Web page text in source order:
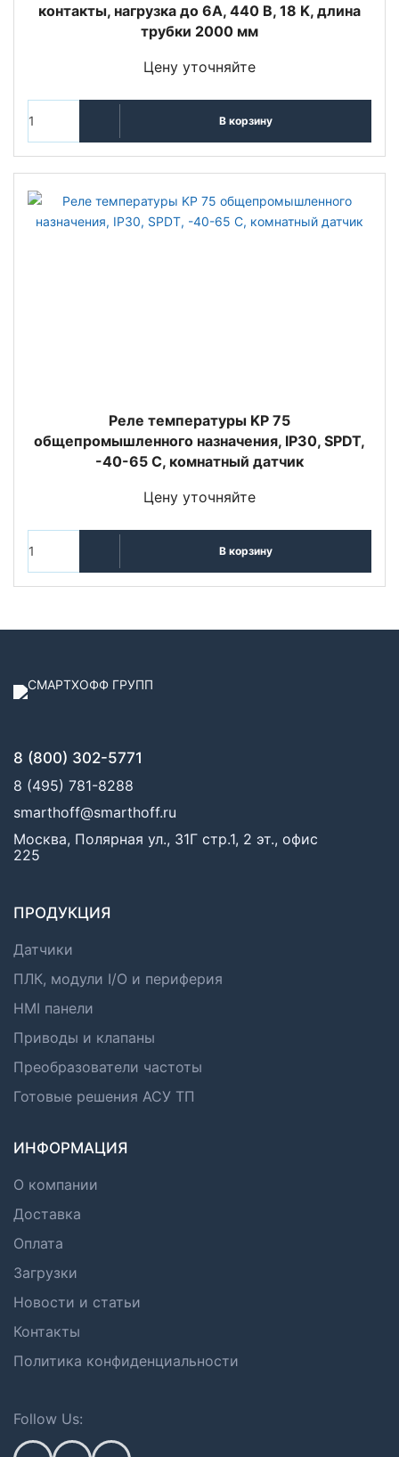
контакты, нагрузка до 6А, 440 В, 18 K, длина
трубки 2000 мм
Цену уточняйте
В корзину
Реле температуры KP 75
общепромышленного назначения, IP30, SPDT,
-40-65 С, комнатный датчик
Цену уточняйте
В корзину
8 (800) 302-5771
8 (495) 781-8288
smarthoff@smarthoff.ru
Москва, Полярная ул., 31Г стр.1, 2 эт., офис
225
ПРОДУКЦИЯ
Датчики
ПЛК, модули I/O и периферия
HMI панели
Приводы и клапаны
Преобразователи частоты
Готовые решения АСУ ТП
ИНФОРМАЦИЯ
О компании
Доставка
Оплата
Загрузки
Новости и статьи
Контакты
Политика конфиденциальности
Follow Us: